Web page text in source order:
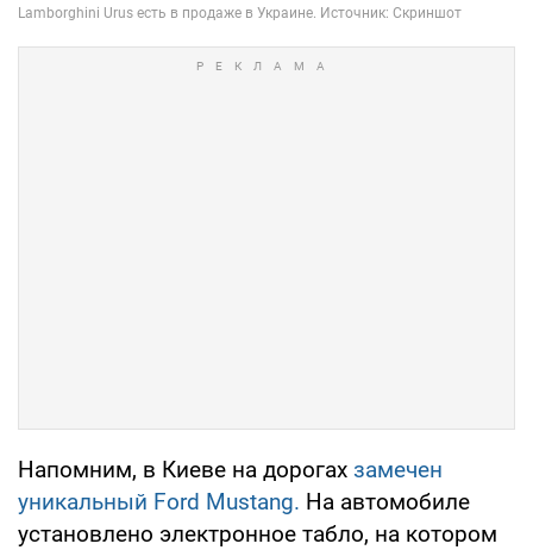
Напомним, в Киеве на дорогах замечен
уникальный Ford Mustang. На автомобиле
установлено электронное табло, на котором